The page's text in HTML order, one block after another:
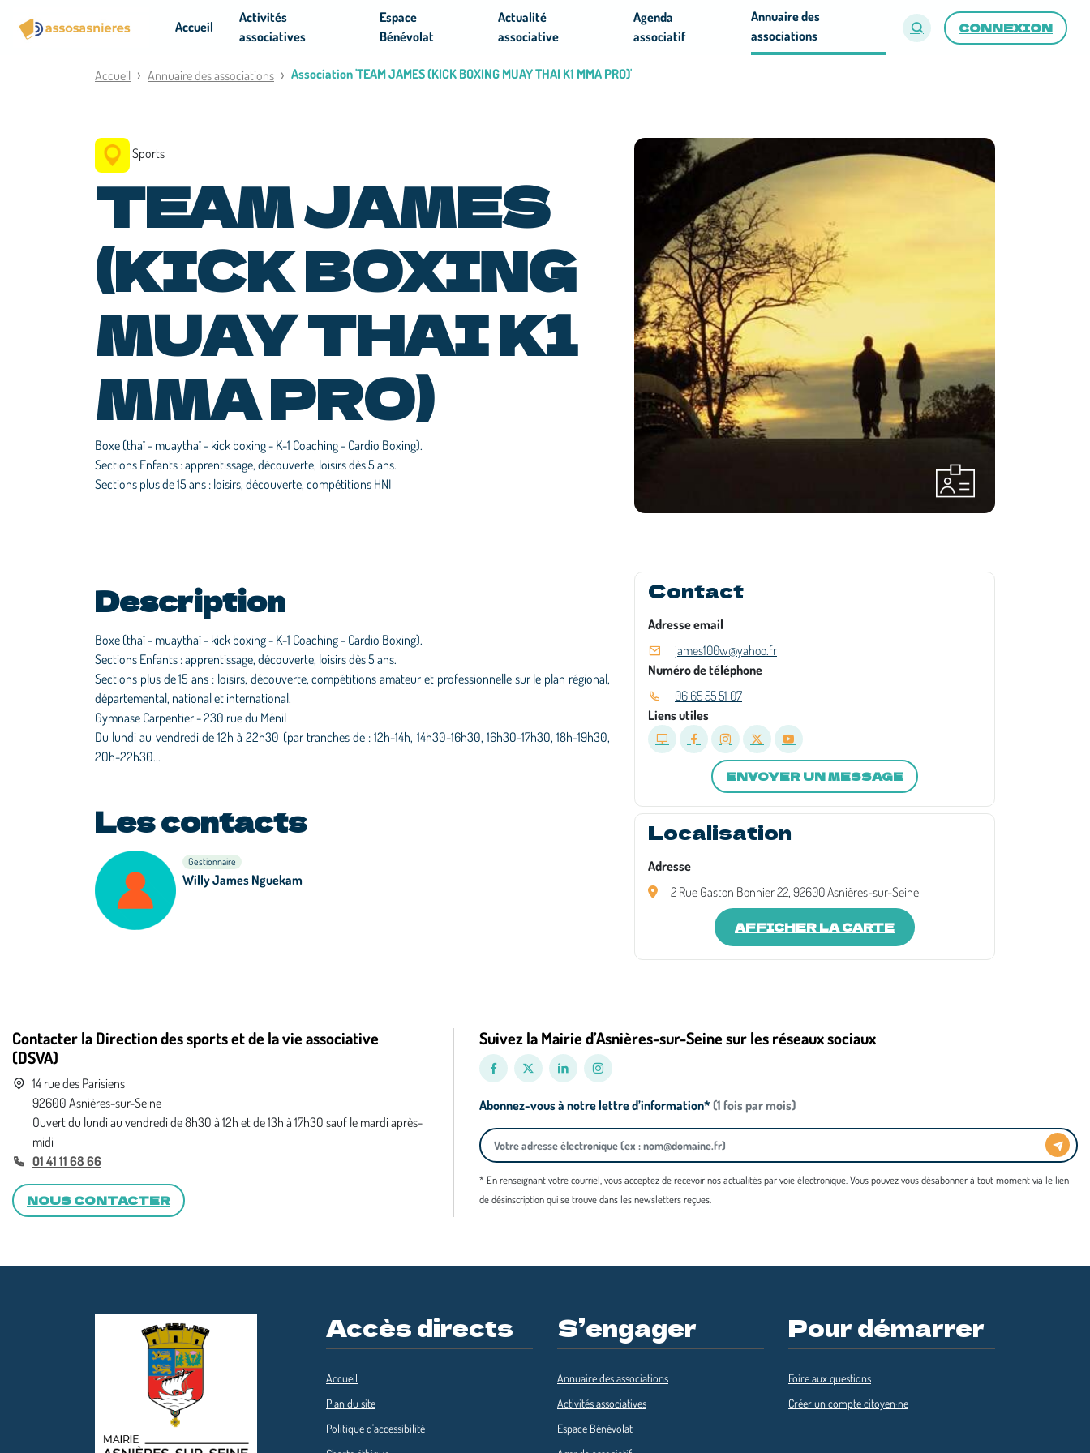
CONNEXION
Accueil
Activités
associatives
Espace
Bénévolat
Actualité
associative
Agenda
associatif
Annuaire des
associations
Accueil Annuaire des associations Association 'TEAM JAMES (KICK BOXING MUAY THAI K1 MMA PRO)'
Sports
TEAM JAMES
(KICK BOXING
MUAY THAI K1
MMA PRO)
Boxe (thaï - muaythaï - kick boxing - K-1 Coaching - Cardio Boxing).
Sections Enfants : apprentissage, découverte, loisirs dès 5 ans.
Sections plus de 15 ans : loisirs, découverte, compétitions HNI
Description
Boxe (thaï - muaythaï - kick boxing - K-1 Coaching - Cardio Boxing).
Sections Enfants : apprentissage, découverte, loisirs dès 5 ans.
Sections plus de 15 ans : loisirs, découverte, compétitions amateur et professionnelle sur le plan régional,
départemental, national et international.
Gymnase Carpentier - 230 rue du Ménil
Du lundi au vendredi de 12h à 22h30 (par tranches de : 12h-14h, 14h30-16h30, 16h30-17h30, 18h-19h30,
20h-22h30...
Les contacts
Gestionnaire
Willy James Nguekam
Contact
Adresse email
james100w@yahoo.fr
Numéro de téléphone
06 65 55 51 07
Liens utiles
ENVOYER UN MESSAGE
Localisation
Adresse
2 Rue Gaston Bonnier 22, 92600 Asnières-sur-Seine
AFFICHER LA CARTE
Contacter la Direction des sports et de la vie associative
(DSVA)
14 rue des Parisiens
92600 Asnières-sur-Seine
Ouvert du lundi au vendredi de 8h30 à 12h et de 13h à 17h30 sauf le mardi après-
midi
01 41 11 68 66
NOUS CONTACTER
Suivez la Mairie d’Asnières-sur-Seine sur les réseaux sociaux
Abonnez-vous à notre lettre d’information* (1 fois par mois)
* En renseignant votre courriel, vous acceptez de recevoir nos actualités par voie électronique. Vous pouvez vous désabonner à tout moment via le lien
de désinscription qui se trouve dans les newsletters reçues.
Accès directs
Accueil
Plan du site
Politique d'accessibilité
S’engager
Annuaire des associations
Activités associatives
Espace Bénévolat
Pour démarrer
Foire aux questions
Créer un compte citoyen·ne